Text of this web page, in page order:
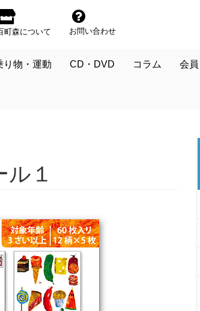
町森について お問い合わせ
り物・運動 CD・DVD コラム 会員
１